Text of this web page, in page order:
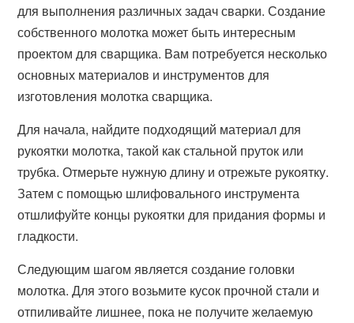
для выполнения различных задач сварки. Создание
собственного молотка может быть интересным
проектом для сварщика. Вам потребуется несколько
основных материалов и инструментов для
изготовления молотка сварщика.
Для начала, найдите подходящий материал для
рукоятки молотка, такой как стальной пруток или
трубка. Отмерьте нужную длину и отрежьте рукоятку.
Затем с помощью шлифовального инструмента
отшлифуйте концы рукоятки для придания формы и
гладкости.
Следующим шагом является создание головки
молотка. Для этого возьмите кусок прочной стали и
отпиливайте лишнее, пока не получите желаемую